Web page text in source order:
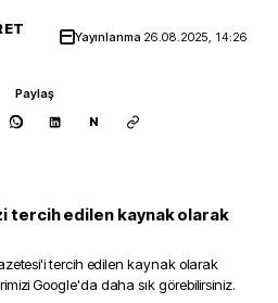
Yayınlanma 26.08.2025, 14:26
Paylaş
N
tercih edilen kaynak olarak
'i tercih edilen kaynak olarak
Google'da daha sık görebilirsiniz.